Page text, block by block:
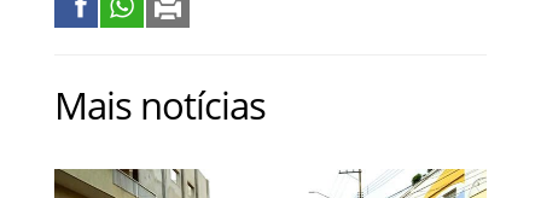
Mais notícias